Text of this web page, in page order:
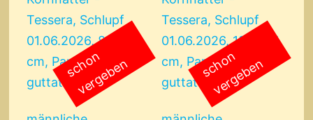
s
c
h
o
n
v
e
r
g
e
b
e
n s
c
h
o
n
v
e
r
g
e
b
e
n